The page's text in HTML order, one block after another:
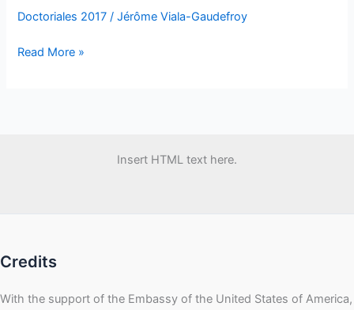
Doctoriales 2017 /Jérôme Viala-Gaudefroy
Synthèse
Read More »
Insert HTML text here.
Credits
With the support of the Embassy of the United States of America,